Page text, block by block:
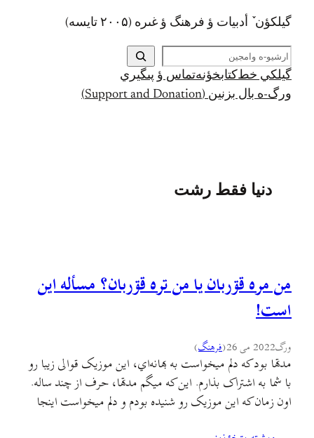
گيلکؤن ٚ أدبیات ؤ فرهنگ ؤ غىره (۲۰۰۵ تايسه)
ج
س
ت
ج
گيلکي خط کتابخؤنهتماس ؤ پىگيري
ورگ-ه بال بزنين (Support and Donation)
دنیا فقط رشت
من مره قۊربان یا من تره قۊربان؟ مسأله این
است!
ورگ2022 می 26 (فرهنگ)
مدتها بود که دلم میخواست به بهانه‌اي، این موزیک قوالی زیبا رو
با شما به اشتراک بذارم. این که میگم مدتها، حرف از چند ساله.
اون زمان که این موزیک رو شنیده بودم و دلم میخواست اینجا